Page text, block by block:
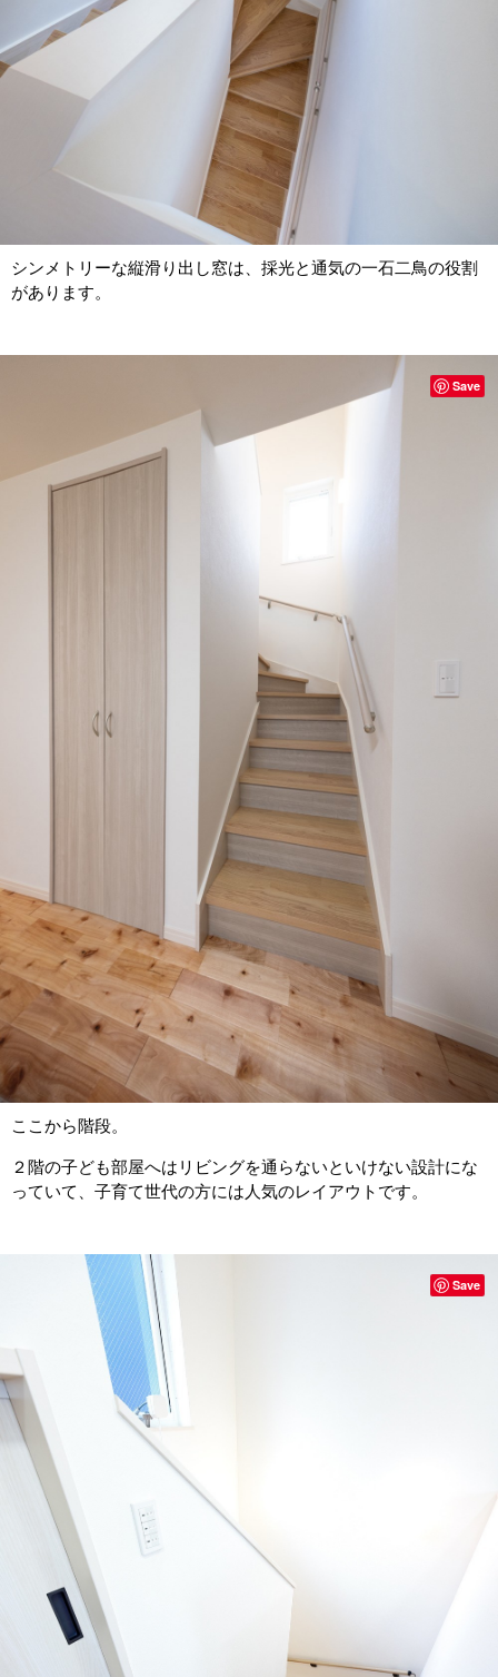
シンメトリーな縦滑り出し窓は、採光と通気の一石二鳥の役割
があります。
ここから階段。
２階の子ども部屋へはリビングを通らないといけない設計にな
っていて、子育て世代の方には人気のレイアウトです。
Save
Save